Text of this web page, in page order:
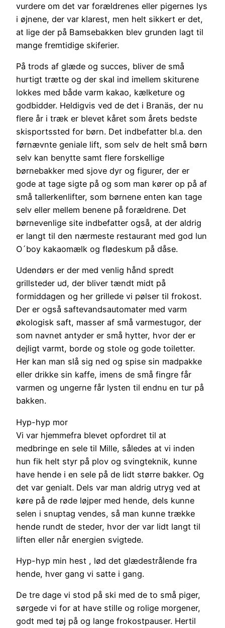
vurdere om det var forældrenes eller pigernes lys
i øjnene, der var klarest, men helt sikkert er det,
at lige der på Bamsebakken blev grunden lagt til
mange fremtidige skiferier.
På trods af glæde og succes, bliver de små
hurtigt trætte og der skal ind imellem skiturene
lokkes med både varm kakao, kælketure og
godbidder. Heldigvis ved de det i Branäs, der nu
flere år i træk er blevet kåret som årets bedste
skisportssted for børn. Det indbefatter bl.a. den
førnævnte geniale lift, som selv de helt små børn
selv kan benytte samt flere forskellige
børnebakker med sjove dyr og figurer, der er
gode at tage sigte på og som man kører op på af
små tallerkenlifter, som børnene enten kan tage
selv eller mellem benene på forældrene. Det
børnevenlige site indbefatter også, at der aldrig
er langt til den nærmeste restaurant med god lun
O´boy kakaomælk og flødeskum på dåse.
Udendørs er der med venlig hånd spredt
grillsteder ud, der bliver tændt midt på
formiddagen og her grillede vi pølser til frokost.
Der er også saftevandsautomater med varm
økologisk saft, masser af små varmestugor, der
som navnet antyder er små hytter, hvor der er
dejligt varmt, borde og stole og gode toiletter.
Her kan man slå sig ned og spise sin madpakke
eller drikke sin kaffe, imens de små fingre får
varmen og ungerne får lysten til endnu en tur på
bakken.
Hyp-hyp mor
Vi var hjemmefra blevet opfordret til at
medbringe en sele til Mille, således at vi inden
hun fik helt styr på plov og svingteknik, kunne
have hende i en sele på de lidt større bakker. Og
det var genialt. Dels var man aldrig utryg ved at
køre på de røde løjper med hende, dels kunne
selen i snuptag vendes, så man kunne trække
hende rundt de steder, hvor der var lidt langt til
liften eller når energien svigtede.
Hyp-hyp min hest , lød det glædestrålende fra
hende, hver gang vi satte i gang.
De tre dage vi stod på ski med de to små piger,
sørgede vi for at have stille og rolige morgener,
godt med tøj på og lange frokostpauser. Hertil